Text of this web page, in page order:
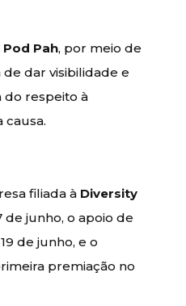
Pod Pah, por meio de
de dar visibilidade e
do respeito à
causa.
filiada à Diversity
de junho, o apoio de
de junho, e o
premiação no